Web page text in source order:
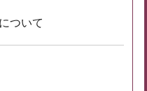
ついて